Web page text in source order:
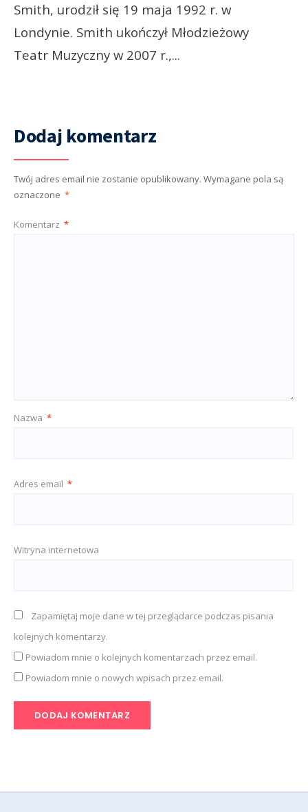
Smith, urodził się 19 maja 1992 r. w
Londynie. Smith ukończył Młodzieżowy
Teatr Muzyczny w 2007 r.,...
Dodaj komentarz
Twój adres email nie zostanie opublikowany. Wymagane pola są
oznaczone *
Komentarz *
Nazwa *
Adres email *
Witryna internetowa
Zapamiętaj moje dane w tej przeglądarce podczas pisania
kolejnych komentarzy.
Powiadom mnie o kolejnych komentarzach przez email.
Powiadom mnie o nowych wpisach przez email.